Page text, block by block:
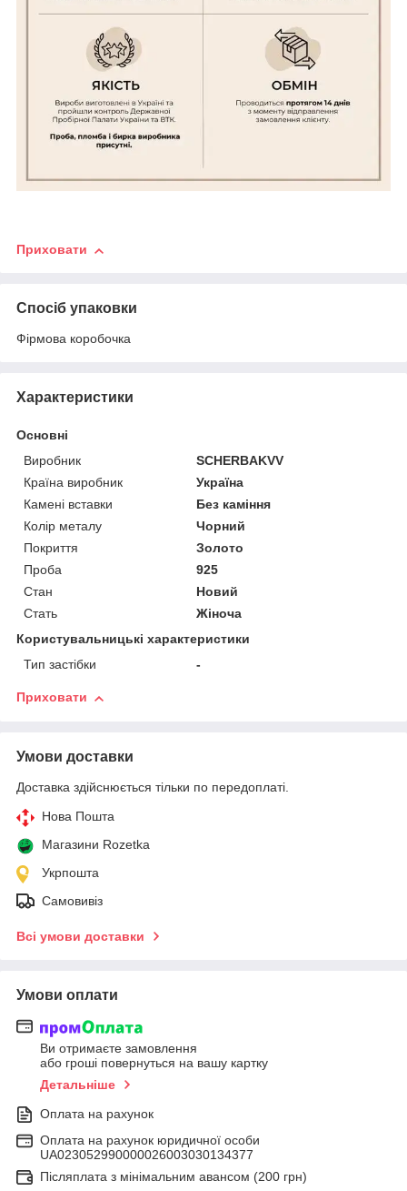
Приховати
Спосіб упаковки
Фірмова коробочка
Характеристики
Основні
Виробник
SCHERBAKVV
Країна виробник
Україна
Камені вставки
Без каміння
Колір металу
Чорний
Покриття
Золото
Проба
925
Стан
Новий
Стать
Жіноча
Користувальницькі характеристики
Тип застібки
-
Приховати
Умови доставки
Доставка здійснюється тільки по передоплаті.
Нова Пошта
Магазини Rozetka
Укрпошта
Самовивіз
Всі умови доставки
Умови оплати
Ви отримаєте замовлення
або гроші повернуться на вашу картку
Детальніше
Оплата на рахунок
Оплата на рахунок юридичної особи
UA023052990000026003030134377
Післяплата з мінімальним авансом (200 грн)